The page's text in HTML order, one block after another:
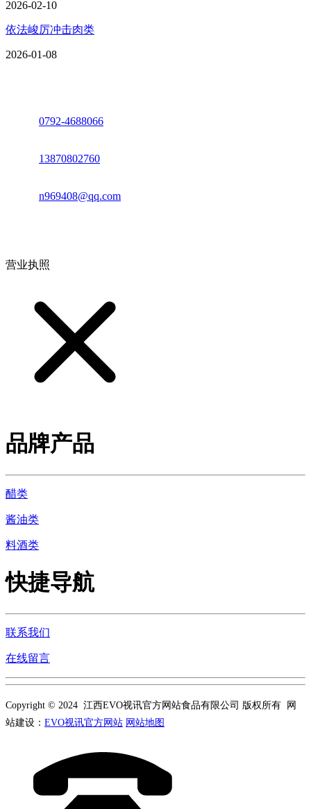
2026-02-10
依法峻厉冲击肉类
2026-01-08
0792-4688066
13870802760
n969408@qq.com
营业执照
品牌产品
醋类
酱油类
料酒类
快捷导航
联系我们
在线留言
Copyright © 2024 江西EVO视讯官方网站食品有限公司 版权所有 网
站建设： EVO视讯官方网站 网站地图